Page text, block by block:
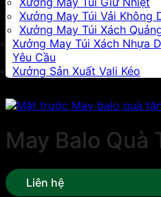
Xưởng May Túi Vải Không
Xưởng May Túi Xách
Xưởng May Túi Xách Nhựa
Yêu Cầu
Xưởng Sản Xuất Vali Kéo
May Balo Quà
Liên hệ